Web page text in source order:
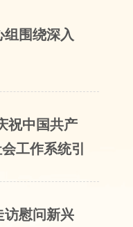
围绕深入
祝中国共产
工作系统引
访慰问新兴